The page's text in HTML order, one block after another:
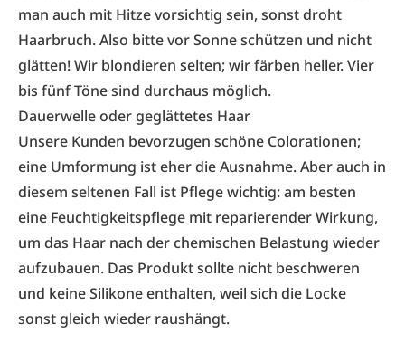
man auch mit Hitze vorsichtig sein, sonst droht
Haarbruch. Also bitte vor Sonne schützen und nicht
glätten! Wir blondieren selten; wir färben heller. Vier
bis fünf Töne sind durchaus möglich.
Dauerwelle oder geglättetes Haar
Unsere Kunden bevorzugen schöne Colorationen;
eine Umformung ist eher die Ausnahme. Aber auch in
diesem seltenen Fall ist Pflege wichtig: am besten
eine Feuchtigkeitspflege mit reparierender Wirkung,
um das Haar nach der chemischen Belastung wieder
aufzubauen. Das Produkt sollte nicht beschweren
und keine Silikone enthalten, weil sich die Locke
sonst gleich wieder raushängt.